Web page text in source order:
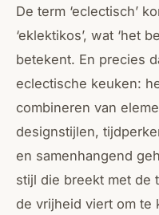
De term ‘eclectisch’
‘eklektikos’, wat ‘het
betekent. En precies
eclectische keuken:
combineren van
designstijlen,
en samenhangend
stijl die breekt met de
de vrijheid viert om te